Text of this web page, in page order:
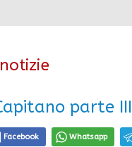
parte III
Facebook Whatsapp